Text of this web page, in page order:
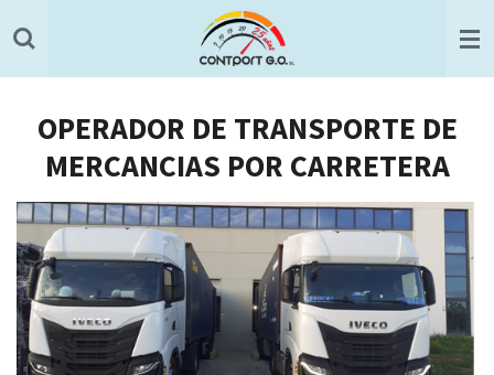
al
OPERADOR DE TRANSPORTE DE
MERCANCIAS POR CARRETERA